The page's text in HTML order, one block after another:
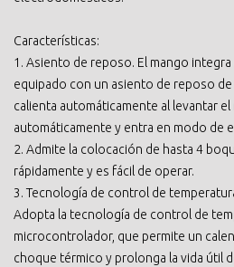
Características:
1. Asiento de reposo. El mango
equipado con un asiento de reposo de
calienta automáticamente al levantar
automáticamente y entra en modo de
2. Admite la colocación de hasta 4
rápidamente y es fácil de operar.
3. Tecnología de control de
Adopta la tecnología de control de
microcontrolador, que permite un
choque térmico y prolonga la vida útil